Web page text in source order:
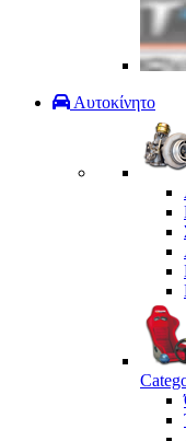
Αυτοκίνητο